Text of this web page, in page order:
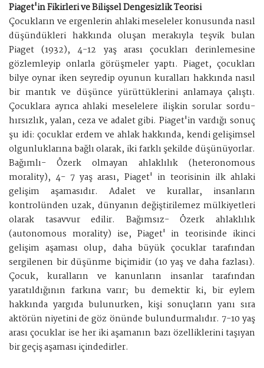
Piaget'in Fikirleri ve Bilişsel Dengesizlik Teorisi
Çocukların ve ergenlerin ahlaki meseleler konusunda nasıl
düşündükleri hakkında oluşan merakıyla teşvik bulan
Piaget (1932), 4-12 yaş arası çocukları derinlemesine
gözlemleyip onlarla görüşmeler yaptı. Piaget, çocukları
bilye oynar iken seyredip oyunun kuralları hakkında nasıl
bir mantık ve düşünce yürüttüklerini anlamaya çalıştı.
Çocuklara ayrıca ahlaki meselelere ilişkin sorular sordu-
hırsızlık, yalan, ceza ve adalet gibi. Piaget'in vardığı sonuç
şu idi: çocuklar erdem ve ahlak hakkında, kendi gelişimsel
olgunluklarına bağlı olarak, iki farklı şekilde düşünüyorlar.
Bağımlı- Özerk olmayan ahlaklılık (heteronomous
morality), 4- 7 yaş arası, Piaget' in teorisinin ilk ahlaki
gelişim aşamasıdır. Adalet ve kurallar, insanların
kontrolünden uzak, dünyanın değiştirilemez mülkiyetleri
olarak tasavvur edilir. Bağımsız- Özerk ahlaklılık
(autonomous morality) ise, Piaget' in teorisinde ikinci
gelişim aşaması olup, daha büyük çocuklar tarafından
sergilenen bir düşünme biçimidir (10 yaş ve daha fazlası).
Çocuk, kuralların ve kanunların insanlar tarafından
yaratıldığının farkına varır; bu demektir ki, bir eylem
hakkında yargıda bulunurken, kişi sonuçların yanı sıra
aktörün niyetini de göz önünde bulundurmalıdır. 7-10 yaş
arası çocuklar ise her iki aşamanın bazı özelliklerini taşıyan
bir geçiş aşaması içindedirler.